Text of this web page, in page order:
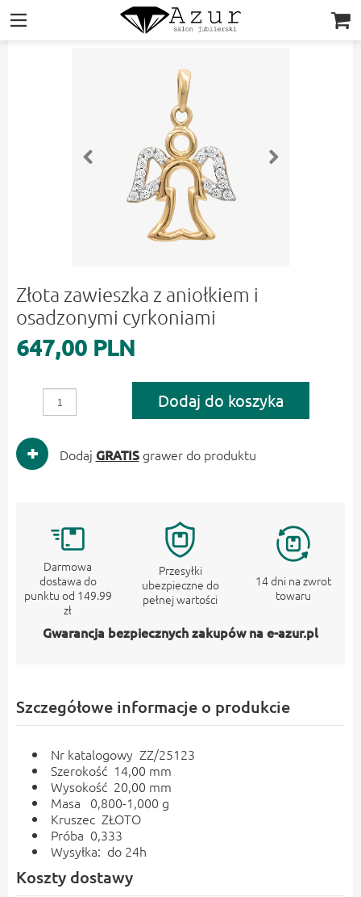
|||
Złota zawieszka z aniołkiem i
osadzonymi cyrkoniami
647,00 PLN
Dodaj do koszyka
Dodaj GRATISgrawer do produktu
Darmowa
dostawa do
punktu od 149.99
zł
Przesyłki
ubezpieczne do
pełnej wartości
14 dni na zwrot
towaru
Gwarancja bezpiecznych zakupów na e-azur.pl
Szczegółowe informacje o produkcie
Nr katalogowy ZZ/25123
Szerokość 14,00 mm
Wysokość 20,00 mm
Masa 0,800-1,000 g
Kruszec ZŁOTO
Próba 0,333
Wysyłka: do 24h
Koszty dostawy